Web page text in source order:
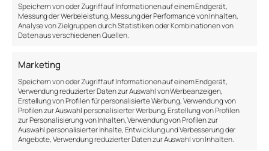
Speichern von oder Zugriff auf Informationen auf einem Endgerät,
Messung der Werbeleistung, Messung der Performance von Inhalten,
Analyse von Zielgruppen durch Statistiken oder Kombinationen von
Daten aus verschiedenen Quellen.
Marketing
Speichern von oder Zugriff auf Informationen auf einem Endgerät,
Verwendung reduzierter Daten zur Auswahl von Werbeanzeigen,
Erstellung von Profilen für personalisierte Werbung, Verwendung von
Profilen zur Auswahl personalisierter Werbung, Erstellung von Profilen
zur Personalisierung von Inhalten, Verwendung von Profilen zur
Auswahl personalisierter Inhalte, Entwicklung und Verbesserung der
Angebote, Verwendung reduzierter Daten zur Auswahl von Inhalten.
Legst du wert auf Ordnung? Hast du Bilder? Fotos?
Sitzgelegenheiten? Bücher? Wie sind sie
angeordnet? Welche Farben herrschen vor? Was
Gegenstände sind eher versteckt?
Es gibt wissenschaftliche Untersuchungen, die sich
mit diesem Thema befassen. Sie zeigen, dass
Persönlichkeitsmerkmale wie Extraversion,
Offenheit, emotionale Stabilität und
Gewissenhaftigkeit gut geschätzt werden können,